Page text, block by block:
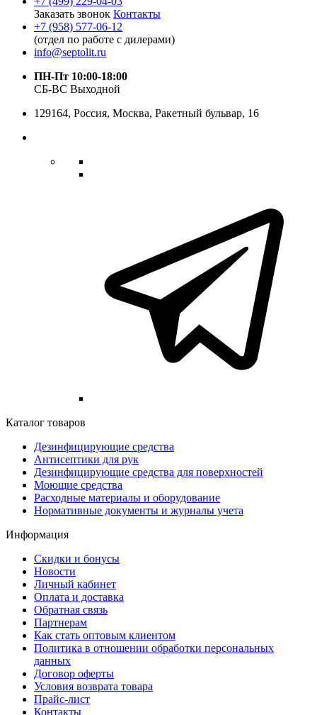
Заказать звонок Контакты
+7 (958) 577-06-12
(отдел по работе с дилерами)
info@septolit.ru
ПН-Пт 10:00-18:00
СБ-ВС Выходной
129164, Россия, Москва, Ракетный бульвар, 16
Каталог товаров
Дезинфицирующие средства
Антисептики для рук
Дезинфицирующие средства для поверхностей
Моющие средства
Расходные материалы и оборудование
Нормативные документы и журналы учета
Информация
Скидки и бонусы
Новости
Личный кабинет
Оплата и доставка
Обратная связь
Партнерам
Как стать оптовым клиентом
Политика в отношении обработки персональных
данных
Договор оферты
Условия возврата товара
Прайс-лист
Контакты